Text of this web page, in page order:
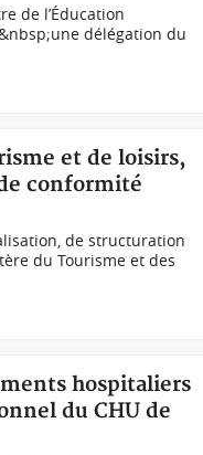
de l’Éducation
délégation du
et de loisirs,
conformité
de structuration
du Tourisme et des
hospitaliers
du CHU de